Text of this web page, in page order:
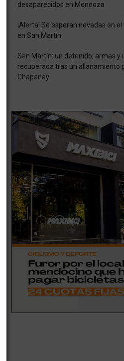
desaparecidos en Mendoza
¡Alerta! Se esperan nevadas en
en San Martín
San Martín: un detenido, armas y
recuperada tras un allanamiento
Chapanay